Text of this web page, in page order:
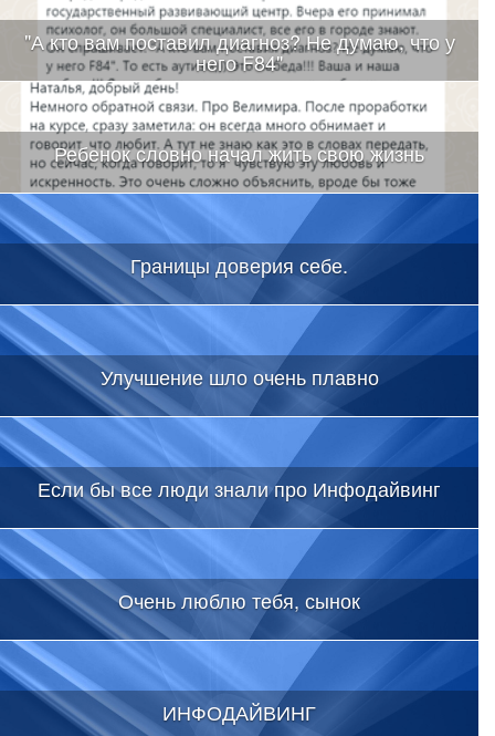
"А кто вам поставил диагноз? Не думаю, что у
него F84"
Ребенок словно начал жить свою жизнь
Границы доверия себе.
Улучшение шло очень плавно
Если бы все люди знали про Инфодайвинг
Очень люблю тебя, сынок
ИНФОДАЙВИНГ